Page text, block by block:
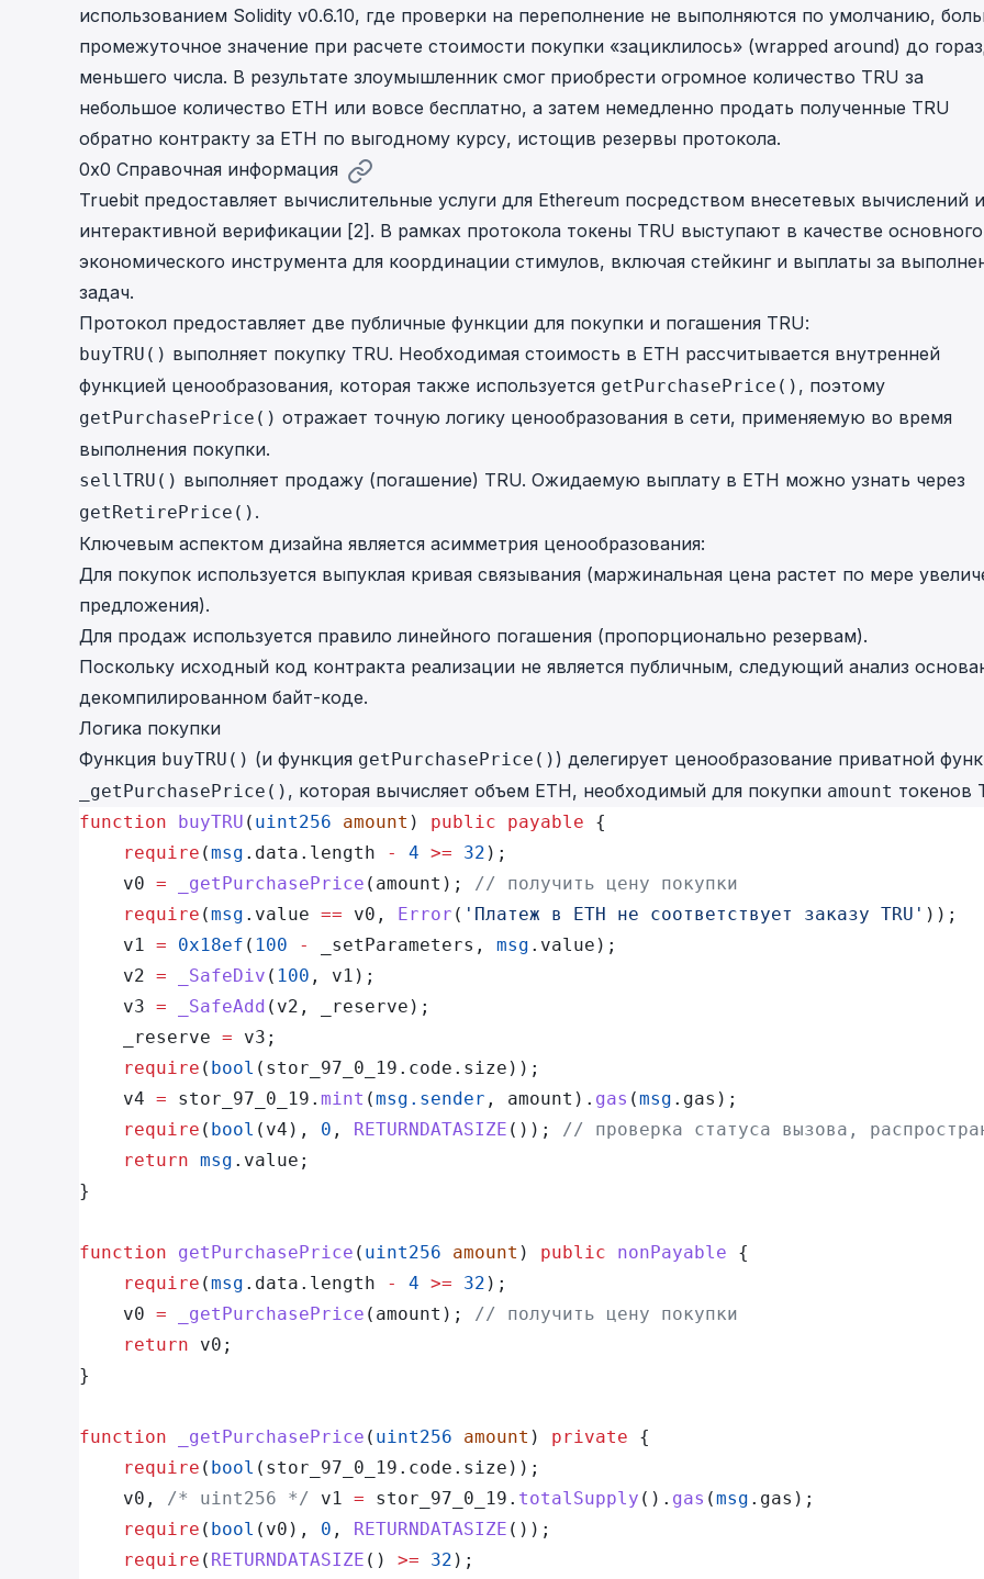
Phalcon Explorer
chain transactions with an intuitive
interface.
chain investigations.
Address labels, risk scoring, and
screening APIs for crypto compliance.
использованием Solidity v0.6.10, где проверки на переполнение не выполняются по умолчанию,
промежуточное значение при расчете стоимости покупки «зациклилось» (wrapped around) до
меньшего числа. В результате злоумышленник смог приобрести огромное количество TRU за
небольшое количество ETH или вовсе бесплатно, а затем немедленно продать полученные TRU
обратно контракту за ETH по выгодному курсу, истощив резервы протокола.
0x0 Справочная информация
Truebit предоставляет вычислительные услуги для Ethereum посредством внесетевых вычислений и
интерактивной верификации [2]. В рамках протокола токены TRU выступают в качестве основного
экономического инструмента для координации стимулов, включая стейкинг и выплаты за
задач.
Протокол предоставляет две публичные функции для покупки и погашения TRU:
buyTRU() выполняет покупку TRU. Необходимая стоимость в ETH рассчитывается внутренней
функцией ценообразования, которая также используется getPurchasePrice() , поэтому
getPurchasePrice() отражает точную логику ценообразования в сети, применяемую во время
выполнения покупки.
sellTRU() выполняет продажу (погашение) TRU. Ожидаемую выплату в ETH можно узнать через
getRetirePrice() .
Ключевым аспектом дизайна является асимметрия ценообразования:
Для покупок используется выпуклая кривая связывания (маржинальная цена растет по мере
предложения).
Для продаж используется правило линейного погашения (пропорционально резервам).
Поскольку исходный код контракта реализации не является публичным, следующий анализ
декомпилированном байт-коде.
Логика покупки
Функция buyTRU() (и функция getPurchasePrice() ) делегирует ценообразование приватной
_getPurchasePrice() , которая вычисляет объем ETH, необходимый для покупки amount токенов
function buyTRU ( uint256 amount ) public payable {
    require
(msg .data.length - 4 >= 32 );
    v0
= _getPurchasePrice (amount); // получить цену покупки
    require
(msg .value == v0, Error ( 'Платеж в ETH не соответствует заказу TRU' ));
    v1
= 0x18ef ( 100 - _setParameters, msg .value);
    v2
= _SafeDiv ( 100 , v1);
    v3
= _SafeAdd (v2, _reserve);
    _reserve
= v3;
    require
( bool (stor_97_0_19.code.size));
    v4
= stor_97_0_19. mint (msg.sender , amount). gas (msg .gas);
    require
( bool (v4), 0 , RETURNDATASIZE ()); // проверка статуса вызова,
    return
msg .value;
}
function getPurchasePrice ( uint256 amount ) public nonPayable {
    require
(msg .data.length - 4 >= 32 );
    v0
= _getPurchasePrice (amount); // получить цену покупки
    return
v0;
}
function _getPurchasePrice ( uint256 amount ) private {
    require
( bool (stor_97_0_19.code.size));
    v0,
/* uint256 */ v1 = stor_97_0_19. totalSupply (). gas (msg .gas);
    require
( bool (v0), 0 , RETURNDATASIZE ());
    require
( RETURNDATASIZE () >= 32 );